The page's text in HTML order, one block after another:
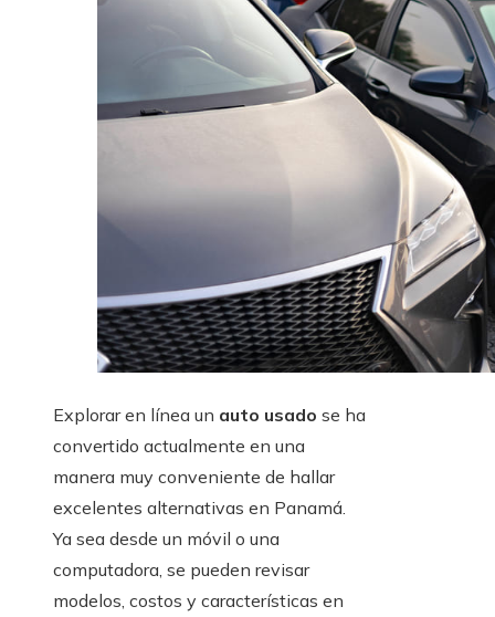
Explorar en línea un auto usado se ha
convertido actualmente en una
manera muy conveniente de hallar
excelentes alternativas en Panamá.
Ya sea desde un móvil o una
computadora, se pueden revisar
modelos, costos y características en